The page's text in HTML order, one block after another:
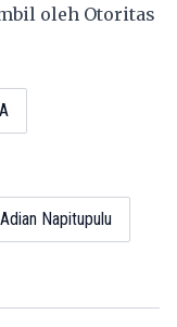
oleh Otoritas
Adian Napitupulu